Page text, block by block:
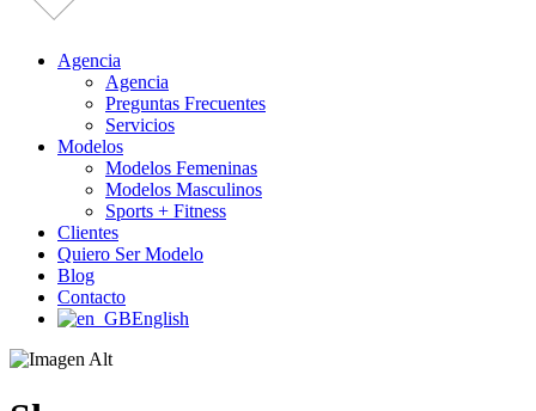
Agencia
Agencia
Preguntas Frecuentes
Servicios
Modelos
Modelos Femeninas
Modelos Masculinos
Sports + Fitness
Clientes
Quiero Ser Modelo
Blog
Contacto
English